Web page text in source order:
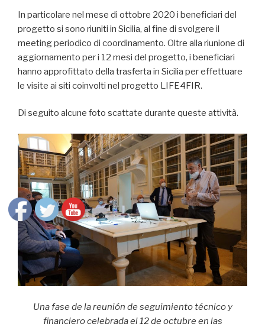
In particolare nel mese di ottobre 2020 i beneficiari del
progetto si sono riuniti in Sicilia, al fine di svolgere il
meeting periodico di coordinamento. Oltre alla riunione di
aggiornamento per i 12 mesi del progetto, i beneficiari
hanno approfittato della trasferta in Sicilia per effettuare
le visite ai siti coinvolti nel progetto LIFE4FIR.
Di seguito alcune foto scattate durante queste attività.
Una fase de la reunión de seguimiento técnico y
financiero celebrada el 12 de octubre en las